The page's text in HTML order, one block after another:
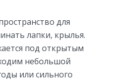
для
лапки, крылья.
под открытым
небольшой
или сильного